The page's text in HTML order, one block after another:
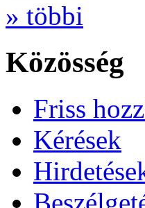
» többi
Közösség
Friss
Kérések